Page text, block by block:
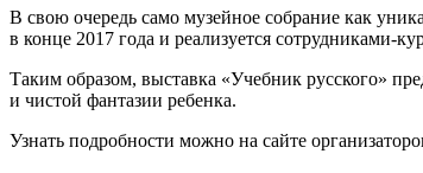
В свою очередь само музейное собрание как
в конце 2017 года и реализуется
Таким образом, выставка «Учебник русского»
и чистой фантазии ребенка.
Узнать подробности можно на сайте